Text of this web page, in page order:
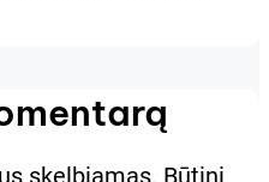
skelbiamas. Būtini